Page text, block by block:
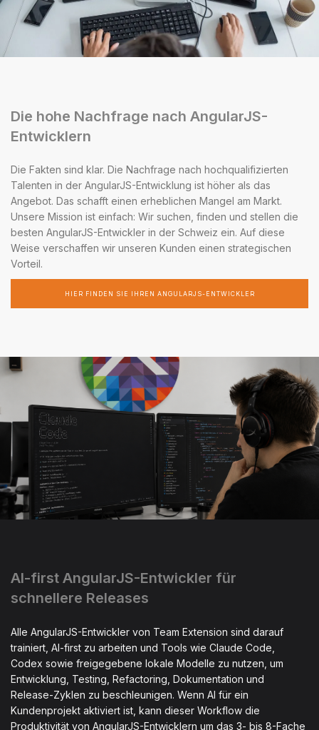
Die hohe Nachfrage nach AngularJS-
Entwicklern
Die Fakten sind klar. Die Nachfrage nach hochqualifizierten
Talenten in der AngularJS-Entwicklung ist höher als das
Angebot. Das schafft einen erheblichen Mangel am Markt.
Unsere Mission ist einfach: Wir suchen, finden und stellen die
besten AngularJS-Entwickler in der Schweiz ein. Auf diese
Weise verschaffen wir unseren Kunden einen strategischen
Vorteil.
HIER FINDEN SIE IHREN ANGULARJS-ENTWICKLER
AI-first AngularJS-Entwickler für
schnellere Releases
Alle AngularJS-Entwickler von Team Extension sind darauf
trainiert, AI-first zu arbeiten und Tools wie Claude Code,
Codex sowie freigegebene lokale Modelle zu nutzen, um
Entwicklung, Testing, Refactoring, Dokumentation und
Release-Zyklen zu beschleunigen. Wenn AI für ein
Kundenprojekt aktiviert ist, kann dieser Workflow die
Produktivität von AngularJS-Entwicklern um das 3- bis 8-Fache